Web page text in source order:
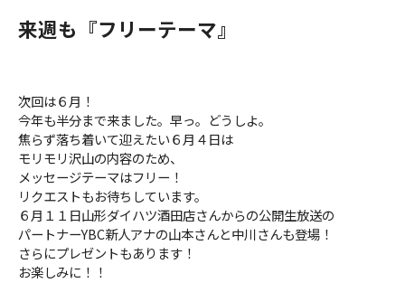
来週も『フリーテーマ』
次回は６月！
今年も半分まで来ました。早っ。どうしよ。
焦らず落ち着いて迎えたい６月４日は
モリモリ沢山の内容のため、
メッセージテーマはフリー！
リクエストもお待ちしています。
６月１１日山形ダイハツ酒田店さんからの公開生放送の
パートナーYBC新人アナの山本さんと中川さんも登場！
さらにプレゼントもあります！
お楽しみに！！